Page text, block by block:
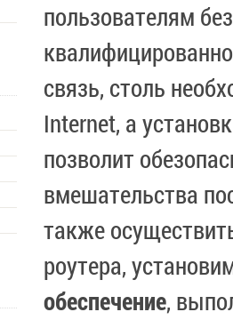
пользователям
связь, столь
Internet, а
позволит
вмешательства
также
роутера,
обеспечение,